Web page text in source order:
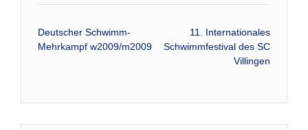
Beitrags-
Navigation
Deutscher Schwimm-
Mehrkampf w2009/m2009
11. Internationales
Schwimmfestival des SC
Villingen